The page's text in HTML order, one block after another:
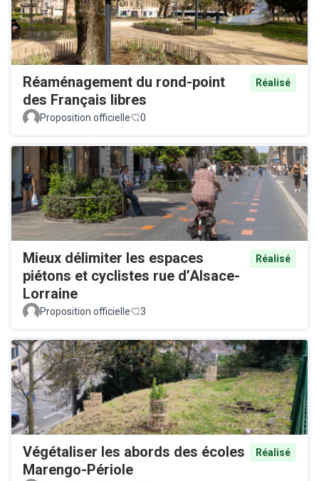
Réaménagement du rond-point
des Français libres
Réalisé
Proposition officielle 0
Mieux délimiter les espaces
piétons et cyclistes rue d’Alsace-
Lorraine
Réalisé
Proposition officielle 3
Végétaliser les abords des écoles
Marengo-Périole
Réalisé